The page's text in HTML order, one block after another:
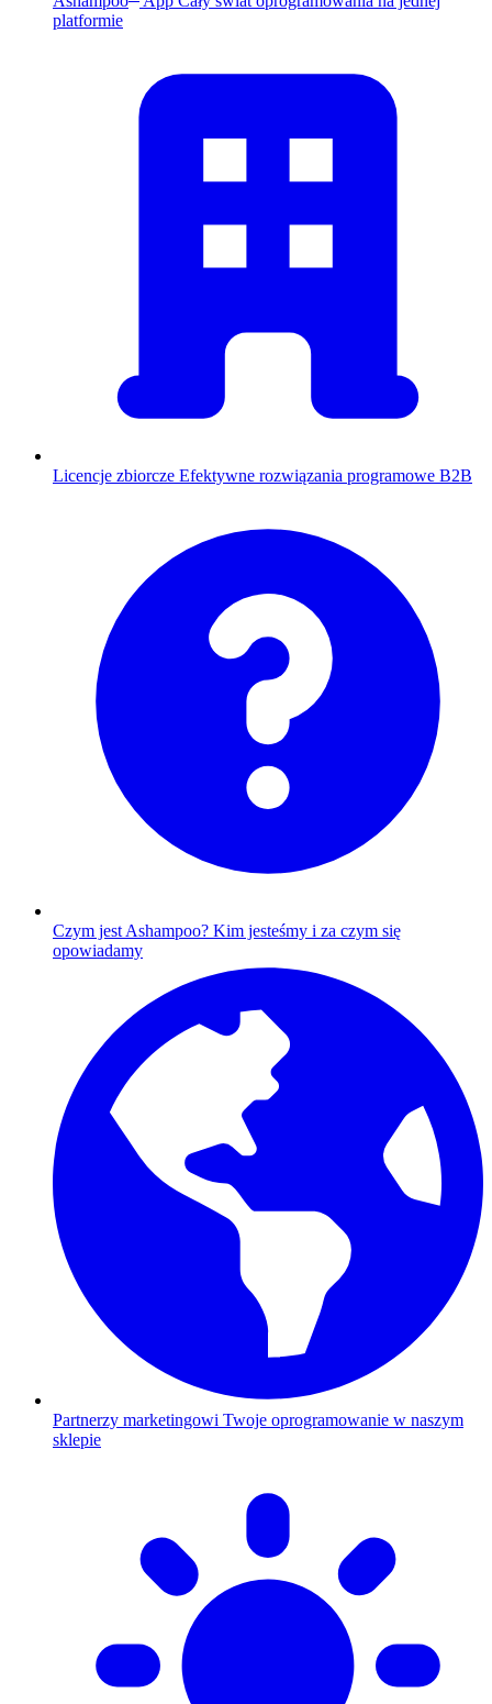
platformie
Licencje zbiorcze Efektywne rozwiązania programowe B2B
Czym jest Ashampoo? Kim jesteśmy i za czym się
opowiadamy
Partnerzy marketingowi Twoje oprogramowanie w naszym
sklepie